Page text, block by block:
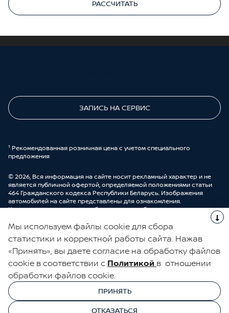
РАССЧИТАТЬ
ЗАПИСЬ НА СЕРВИС
¹ Рекомендованная розничная цена с учетом специального
предложения
© 2026, Вся информация на сайте носит рекламный характер и не
является публичной офертой, определяемой положениями статьи
464 Гражданского кодекса Республики Беларусь. Изображения
автомобилей на сайте представлены для ознакомления.
Комплектации и цены могут быть изменены без предварительного
автоцентре ООО “ДрайвМоторс”.
ЭЛЕКТРОННАЯ КНИГА ОТЗЫВОВ
© 2026, УНП 191111259
ООО "ДрайвМоторс"
УНП 191111259 ООО "ДрайвМоторс"
Мы используем файлы cookie для сбора
статистики и корректной работы сайта. Нажав
«Принять», вы даете согласие на обработку файлов
cookie в соответствии с Политикой в отношении
обработки файлов cookie.
ПРИНЯТЬ
ОТКАЗАТЬСЯ